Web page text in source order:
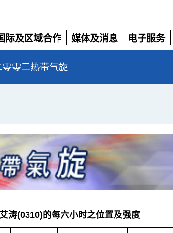
际及区域合作
媒体及消息
展
电子服务
展
零零三热带气旋
涛(0310)的每六小时之位置及强度